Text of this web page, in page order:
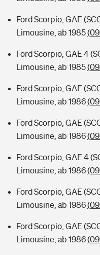
Ford Scorpio, GAE
Limousine, ab 1985
Ford Scorpio, GAE 4
Limousine, ab 1985
Ford Scorpio, GAE
Limousine, ab 1986
Ford Scorpio, GAE
Limousine, ab 1986
Ford Scorpio, GAE 4
Limousine, ab 1986
Ford Scorpio, GAE
Limousine, ab 1986
Ford Scorpio, GAE
Limousine, ab 1986